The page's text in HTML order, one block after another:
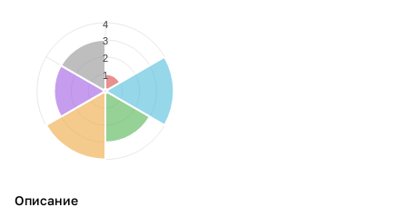
4
3
2
1
Описание